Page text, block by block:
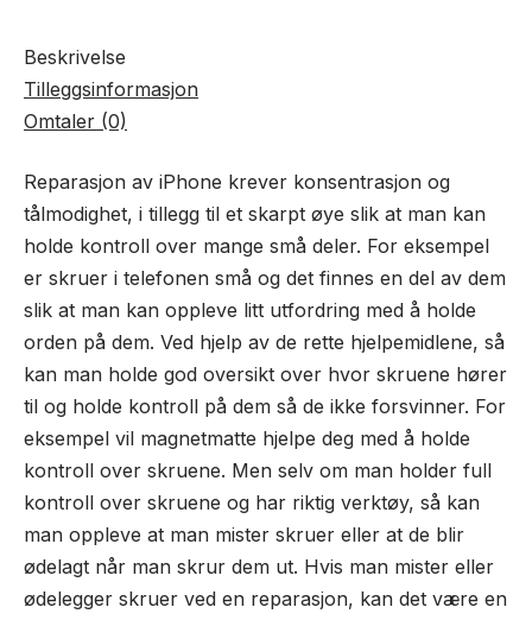
Beskrivelse
Tilleggsinformasjon
Omtaler (0)
Reparasjon av iPhone krever konsentrasjon og
tålmodighet, i tillegg til et skarpt øye slik at man kan
holde kontroll over mange små deler. For eksempel
er skruer i telefonen små og det finnes en del av dem
slik at man kan oppleve litt utfordring med å holde
orden på dem. Ved hjelp av de rette hjelpemidlene, så
kan man holde god oversikt over hvor skruene hører
til og holde kontroll på dem så de ikke forsvinner. For
eksempel vil magnetmatte hjelpe deg med å holde
kontroll over skruene. Men selv om man holder full
kontroll over skruene og har riktig verktøy, så kan
man oppleve at man mister skruer eller at de blir
ødelagt når man skrur dem ut. Hvis man mister eller
ødelegger skruer ved en reparasjon, kan det være en